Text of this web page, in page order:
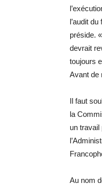
l’audit
préside.
devrait
toujours
Avant de
Il faut
la
un
Au nom